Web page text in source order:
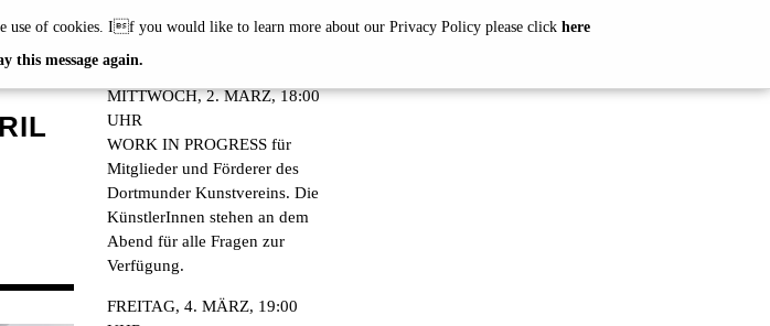
use of cookies. If you would like to learn more about our Privacy Policy please click here
this message again.
MITTWOCH, 2. MÄRZ, 18:00
UHR
WORK IN PROGRESS für
Mitglieder und Förderer des
Dortmunder Kunstvereins. Die
KünstlerInnen stehen an dem
Abend für alle Fragen zur
Verfügung.
FREITAG, 4. MÄRZ, 19:00